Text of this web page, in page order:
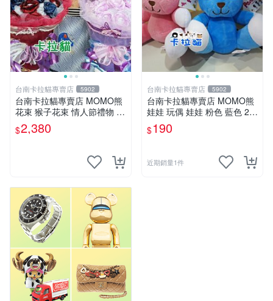
台南卡拉貓專賣店 5902
台南卡拉貓專賣店 MOMO熊
花束 猴子花束 情人節禮物 二
選一 可繡字 可今天寄明天到
$2,380
台南卡拉貓專賣店 5902
台南卡拉貓專賣店 MOMO熊
娃娃 玩偶 娃娃 粉色 藍色 2色
分售
$190
近期銷量1件